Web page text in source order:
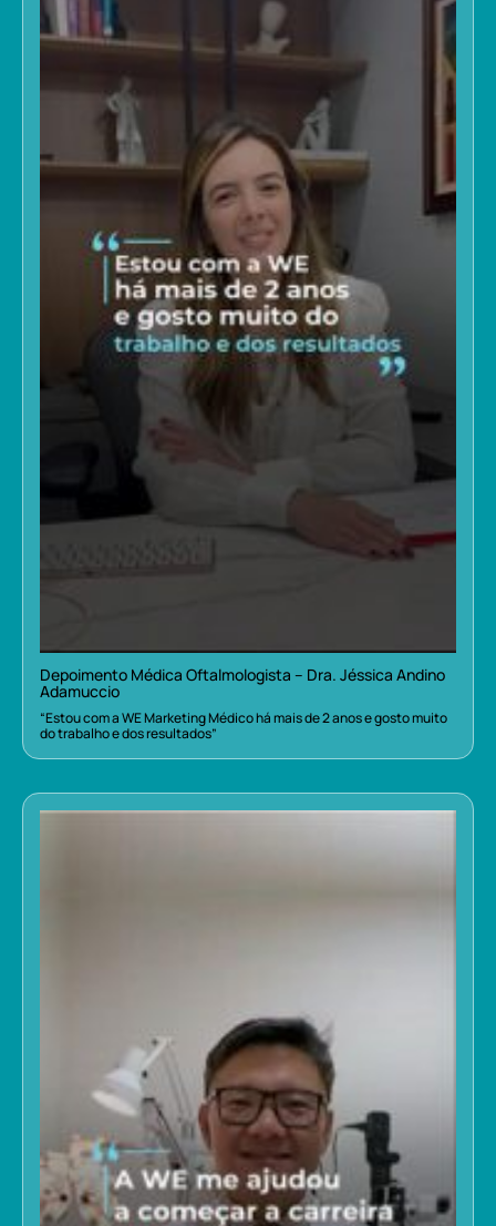
Depoimento Médica Oftalmologista – Dra. Jéssica Andino
Adamuccio
“Estou com a WE Marketing Médico há mais de 2 anos e gosto muito
do trabalho e dos resultados”